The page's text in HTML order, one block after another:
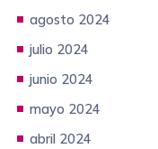
agosto 2024
julio 2024
junio 2024
mayo 2024
abril 2024